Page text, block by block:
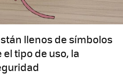
llenos de símbolos
tipo de uso, la